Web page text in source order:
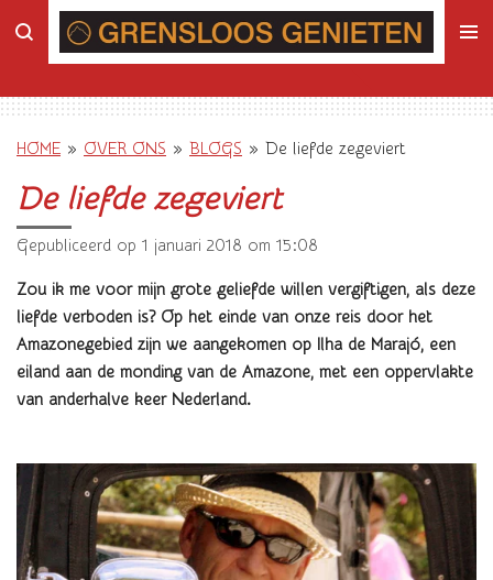
Ga
de
HOME » OVER ONS » BLOGS » De liefde zegeviert
De liefde zegeviert
Gepubliceerd op 1 januari 2018 om 15:08
Zou ik me voor mijn grote geliefde willen vergiftigen, als deze
liefde verboden is? Op het einde van onze reis door het
Amazonegebied zijn we aangekomen op Ilha de Marajó, een
eiland aan de monding van de Amazone, met een oppervlakte
van anderhalve keer Nederland.